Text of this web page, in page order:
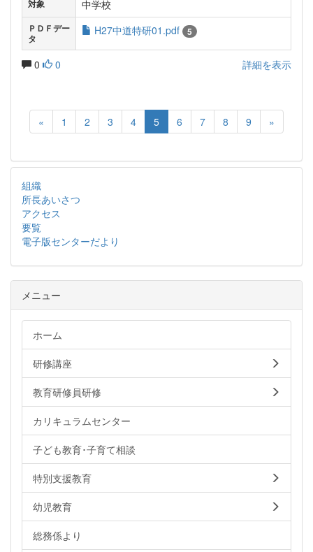
対象 中学校
ＰＤＦデー
タ
H27中道特研01.pdf 5
0 0 詳細を表示
« 1 2 3 4 5 6 7 8 9 »
組織
所長あいさつ
アクセス
要覧
電子版センターだより
メニュー
ホーム
研修講座
教育研修員研修
カリキュラムセンター
子ども教育･子育て相談
特別支援教育
幼児教育
総務係より